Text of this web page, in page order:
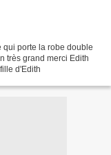
qui porte la robe double
très grand merci Edith
d'Edith